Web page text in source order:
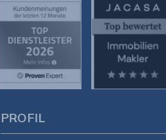
PROFIL